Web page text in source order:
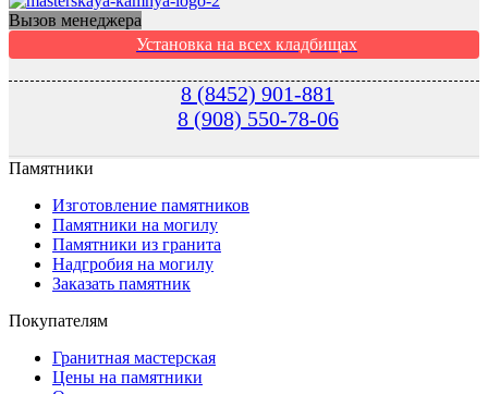
Вызов менеджера
Установка на всех кладбищах
8 (8452) 901-881
8 (908) 550-78-06
Памятники
Изготовление памятников
Памятники на могилу
Памятники из гранита
Надгробия на могилу
Заказать памятник
Покупателям
Гранитная мастерская
Цены на памятники